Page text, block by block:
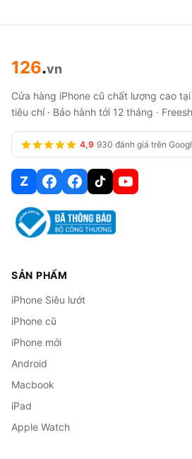
126.vn
Cửa hàng iPhone cũ chất lượng cao
tiêu chí · Bảo hành tới 12 tháng ·
4,9 930 đánh giá trên
Z
SẢN PHẨM
iPhone Siêu lướt
iPhone cũ
iPhone mới
Android
Macbook
iPad
Apple Watch